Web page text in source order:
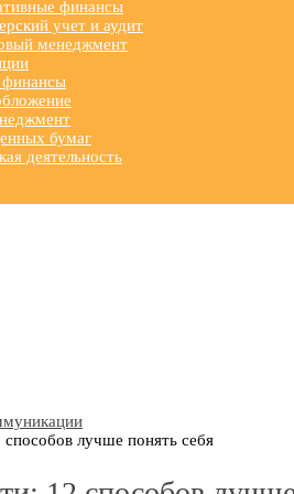
финансы
учет и аудит
менеджмент
бумаг
деятельность
лучше понять себя